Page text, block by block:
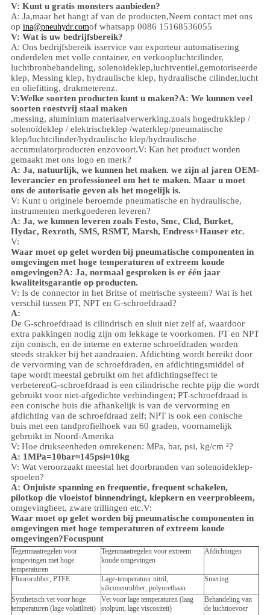
V: Kunt u gratis monsters aanbieden?
A: Ja,maar het hangt af van de producten,Neem contact met ons
op ina@pneuhydr.comof whatsapp 0086 15168536055
V: Wat is uw bedrijfsbereik?
A: Ons bedrijfsbereik isservice van exporteur automatisering
onderdelen met volle container, en verkoopluchtcilinder,
luchtbronbehandeling, solenoïdeklep,luchtventiel,gemotoriseerde
klep, Messing klep, hydraulische klep, hydraulische cilinder,lucht
en oliefitting, drukmeterenz.
V:Welke soorten producten kunt u maken?A: We kunnen veel
soorten roestvrij staal maken
,messing, aluminium materiaalverwerking.zoals hogedrukklep /
solenoïdeklep / elektrischeklep /waterklep/pneumatische
klep/luchtcilinder/hydraulische klep/hydraulische
accumulatorproducten enzovoort.V: Kan het product worden
gemaakt met ons logo en merk?
A: Ja, natuurlijk, we kunnen het maken. we zijn al jaren OEM-
leverancier en professioneel om het te maken. Maar u moet
ons de autorisatie geven als het mogelijk is.
V: Kunt u originele beroemde pneumatische en hydraulische,
instrumenten merkgoederen leveren?
A: Ja, we kunnen leveren zoals Festo, Smc, Ckd, Burket,
Hydac, Rexroth, SMS, RSMT, Marsh, Endress+Hauser etc.
V:
Waar moet op gelet worden bij pneumatische componenten in
omgevingen met hoge temperaturen of extreem koude
omgevingen?A: Ja, normaal gesproken is er één jaar
kwaliteitsgarantie op producten.
V: Is de connector in het Britse of metrische systeem? Wat is het
verschil tussen PT, NPT en G-schroefdraad?
A:
De G-schroefdraad is cilindrisch en sluit niet zelf af, waardoor
extra pakkingen nodig zijn om lekkage te voorkomen. PT en NPT
zijn conisch, en de interne en externe schroefdraden worden
steeds strakker bij het aandraaien. Afdichting wordt bereikt door
de vervorming van de schroefdraden, en afdichtingsmiddel of
tape wordt meestal gebruikt om het afdichtingseffect te
verbeterenG-schroefdraad is een cilindrische rechte pijp die wordt
gebruikt voor niet-afgedichte verbindingen; PT-schroefdraad is
een conische buis die afhankelijk is van de vervorming en
afdichting van de schroefdraad zelf; NPT is ook een conische
buis met een tandprofielhoek van 60 graden, voornamelijk
gebruikt in Noord-Amerika
V: Hoe drukseenheden omrekenen: MPa, bar, psi, kg/cm ²?
A: 1MPa=10bar≈145psi≈10kg
V: Wat veroorzaakt meestal het doorbranden van solenoïdeklep-
spoelen?
A: Onjuiste spanning en frequentie, frequent schakelen,
pilotkop die vloeistof binnendringt, klepkern en veerprobleem,
omgevingheet, zware trillingen etc.V:
Waar moet op gelet worden bij pneumatische componenten in
omgevingen met hoge temperaturen of extreem koude
omgevingen?Focuspunt
Tegenmaatregelen voor
omgevingen met hoge
temperaturen
Tegenmaatregelen voor extreem
koude omgevingen
Afdichtingen
Fluororubber, PTFE
Lage-temperatuur nitril,
siliconenrubber, polyurethaan
Smering
Synthetisch vet voor hoge
temperaturen (lage volatiliteit)
Vet voor lage temperaturen (laag
stolpunt, lage viscositeit)
Behandeling van
de luchttoevoer